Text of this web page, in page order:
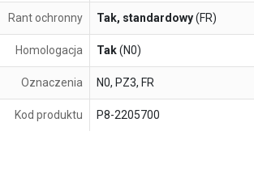
Rant ochronny Tak, standardowy(FR)
Homologacja Tak(N0)
Oznaczenia N0, PZ3, FR
Kod produktu P8-2205700